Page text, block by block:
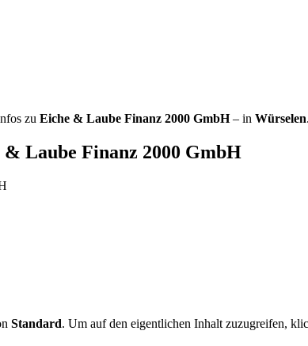
zu Eiche & Laube Finanz 2000 GmbH– in Würselen.
Laube Finanz 2000 GmbH
Standard. Um auf den eigentlichen Inhalt zuzugreifen,